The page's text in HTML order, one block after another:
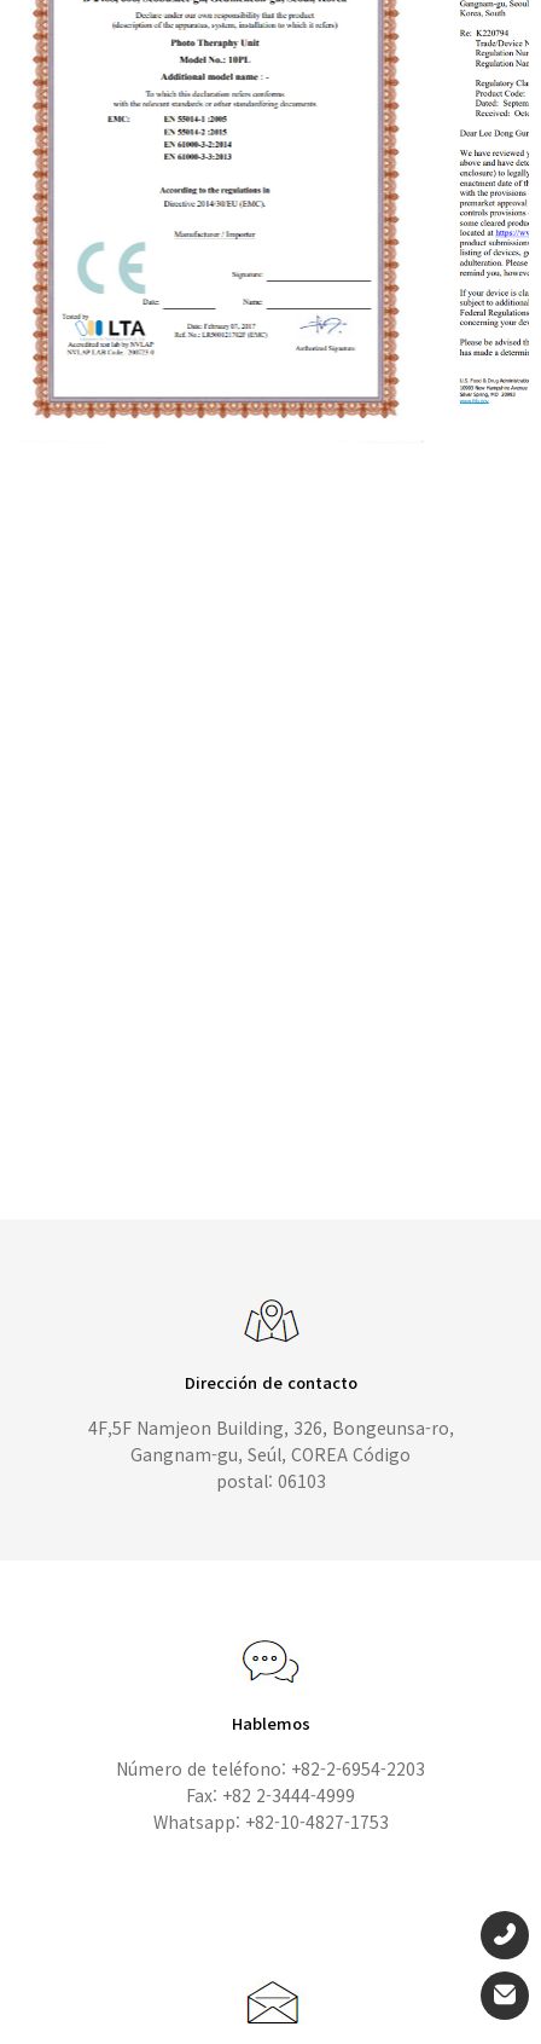
Dirección de contacto
4F,5F Namjeon Building, 326, Bongeunsa-ro,
Gangnam-gu, Seúl, COREA Código
postal: 06103
Hablemos
Número de teléfono: +82-2-6954-2203
Fax: +82 2-3444-4999
Whatsapp: +82-10-4827-1753